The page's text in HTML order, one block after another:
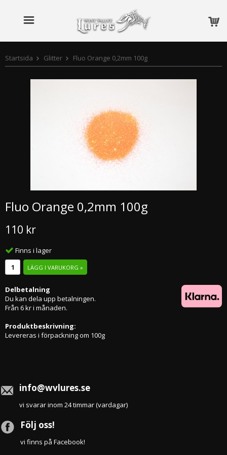
Startsida Glitter Fluo Orange 0,2mm 100g
Fluo Orange 0,2mm 100g
110 kr
Finns i lager
LÄGG I VARUKORG »
Delbetalning
Du kan dela upp betalningen.
Från 6 kr i månaden.
Produktbeskrivning:
Levereras i förpackning om 100g
info@wvlures.se
vi svarar inom 24 timmar (vardagar)
Följ oss!
vi finns på Facebook!